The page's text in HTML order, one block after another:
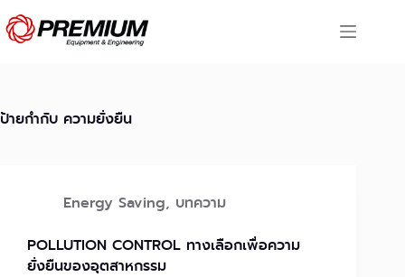
Skip
to
content
ป้ายกำกับ ความยั่งยืน
Energy Saving, บทความ
POLLUTION CONTROL ทางเลือกเพื่อความ
ยั่งยืนของอุตสาหกรรม